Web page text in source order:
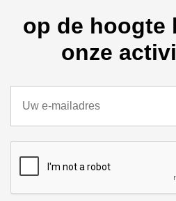
op de hoogte
onze